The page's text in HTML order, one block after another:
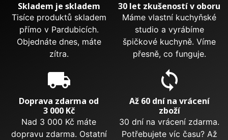
Skladem je skladem
Tisíce produktů skladem
přímo v Pardubicích.
Objednáte dnes, máte
zítra.
30 let zkušeností v oboru
Máme vlastní kuchyňské
studio a vyrábíme
špičkové kuchyně. Víme
přesně, co funguje.
local_shipping
Doprava zdarma od
3 000 Kč
Nad 3 000 Kč máte
dopravu zdarma. Ostatní
sync
Až 60 dní na vrácení
zboží
30 dní na vrácení zdarma.
Potřebujete víc času? Až